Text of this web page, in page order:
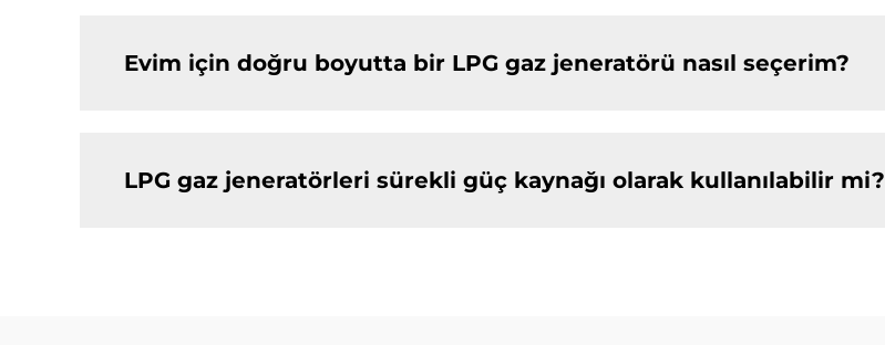
Evim için doğru boyutta bir LPG gaz jeneratörü nasıl seçerim?
LPG gaz jeneratörleri sürekli güç kaynağı olarak kullanılabilir mi?